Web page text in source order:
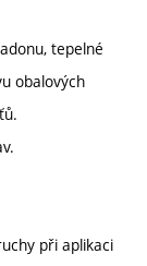
tepelné
obalových
při aplikaci